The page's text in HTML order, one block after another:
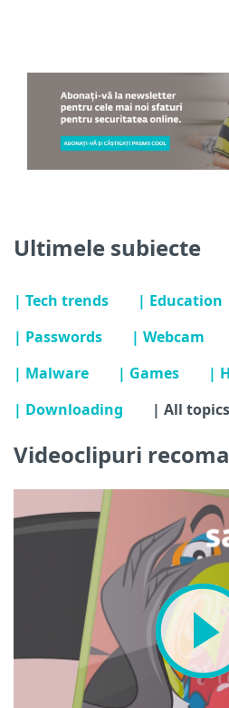
Ultimele subiecte
| Tech trends | Education
| Passwords
| Webcam
| Malware
| Games
|
| Downloading
| All
Videoclipuri